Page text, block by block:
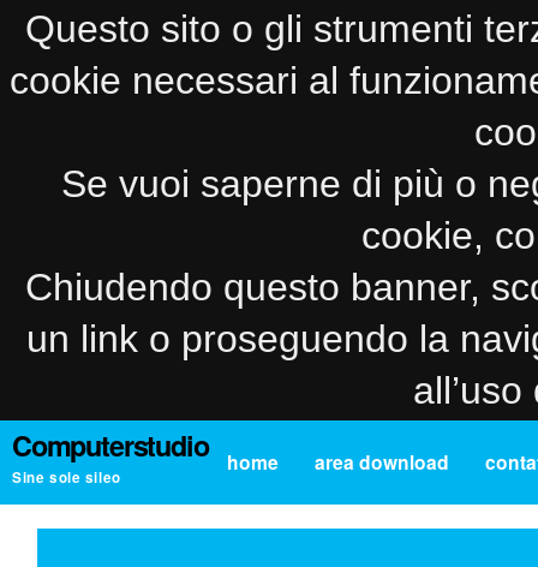
Questo sito o gli strumenti
cookie necessari al
Se vuoi saperne di più o
cookie,
Chiudendo questo banner,
un link o proseguendo la
Computerstudio
Sine sole sileo
home area download